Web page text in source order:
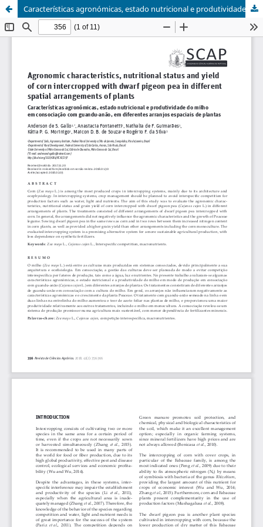
Características agronómicas, estado nutricional e produtividade do milho em consociação com guandu-anão, em diferentes arranjos espaciais de plantas